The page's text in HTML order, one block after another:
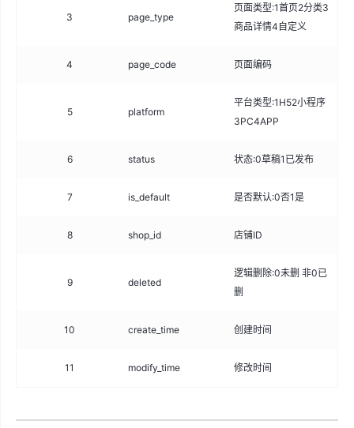
3 page_type
页面类型:1首页2分类3
商品详情4自定义
4 page_code 页面编码
5 platform
平台类型:1H52小程序
3PC4APP
6 status 状态:0草稿1已发布
7 is_default 是否默认:0否1是
8 shop_id 店铺ID
9 deleted
逻辑删除:0未删 非0已
删
10 create_time 创建时间
11 modify_time 修改时间